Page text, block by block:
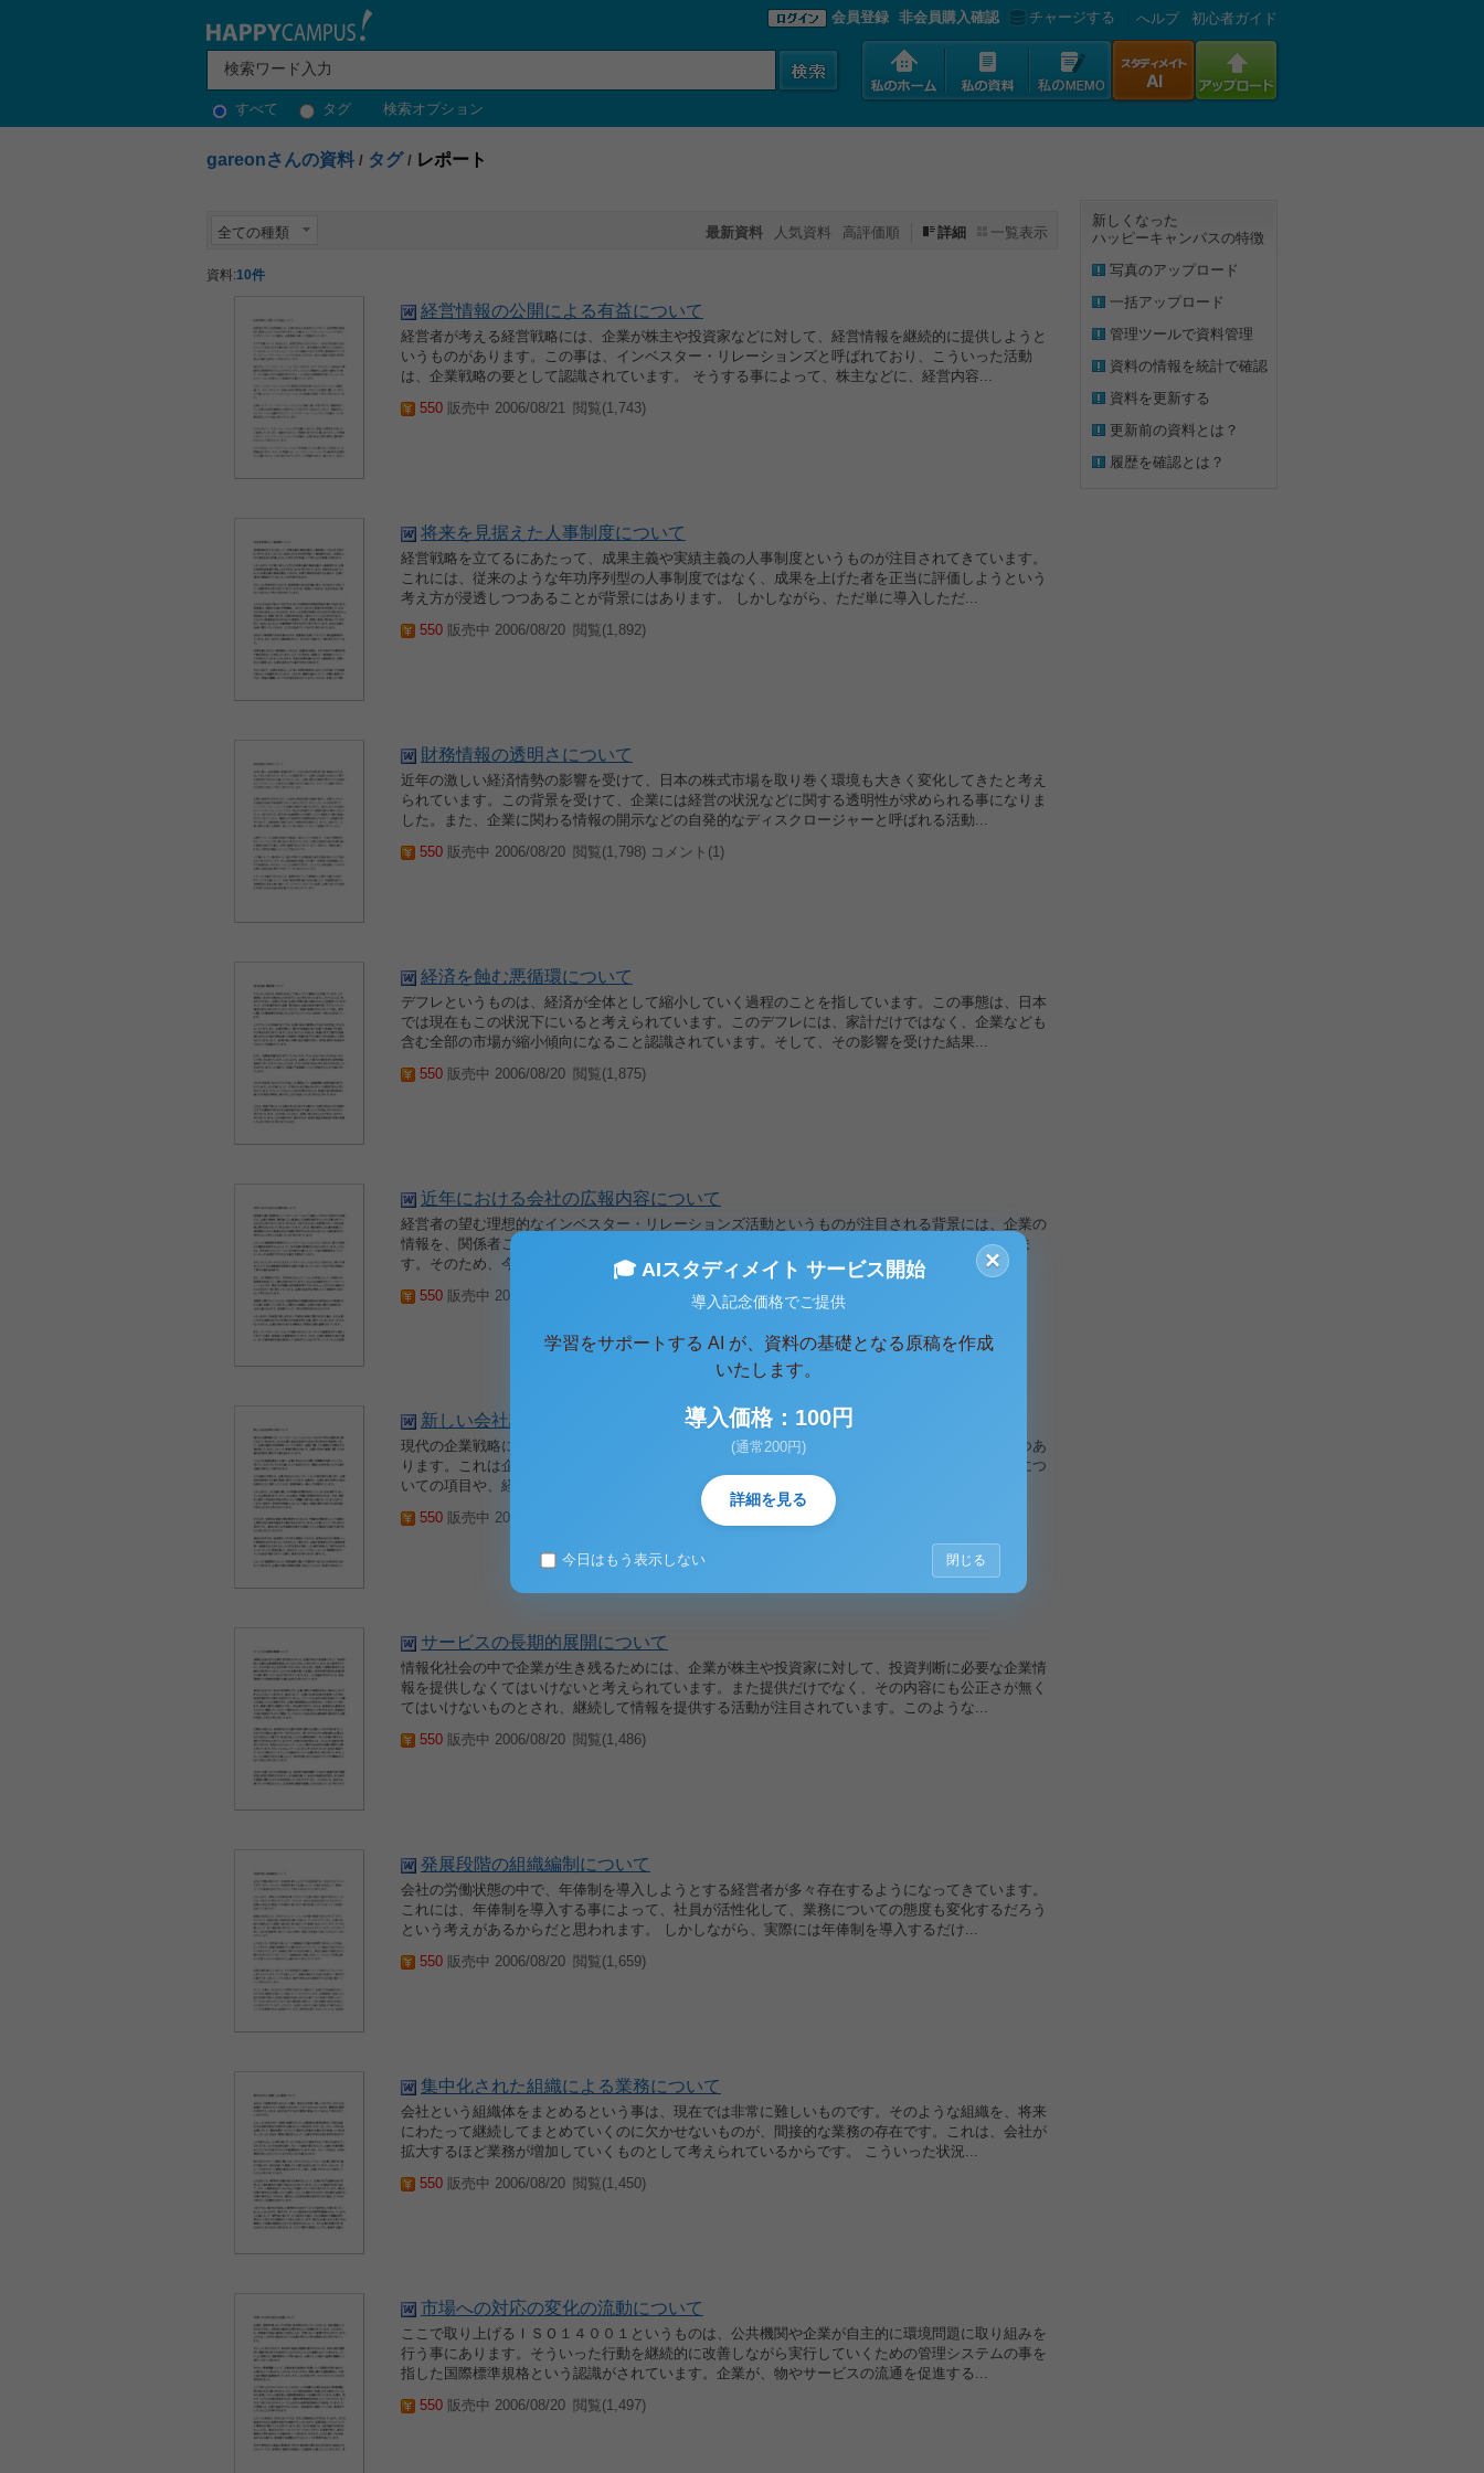
すべて タグ 検索オプション
会員登録 非会員購入確認 チャージする へルプ 初心者ガイド
gareonさんの資料 / タグ / レポート
全ての種類 最新資料 人気資料 高評価順 詳細 一覧表示
資料:10件
経営情報の公開による有益について
経営者が考える経営戦略には、企業が株主や投資家などに対して、経営情報を継続的に提供しようと
いうものがあります。この事は、インベスター・リレーションズと呼ばれており、こういった活動
は、企業戦略の要として認識されています。 そうする事によって、株主などに、経営内容...
550 販売中 2006/08/21 閲覧(1,743)
将来を見据えた人事制度について
経営戦略を立てるにあたって、成果主義や実績主義の人事制度というものが注目されてきています。
これには、従来のような年功序列型の人事制度ではなく、成果を上げた者を正当に評価しようという
考え方が浸透しつつあることが背景にはあります。 しかしながら、ただ単に導入しただ...
550 販売中 2006/08/20 閲覧(1,892)
財務情報の透明さについて
近年の激しい経済情勢の影響を受けて、日本の株式市場を取り巻く環境も大きく変化してきたと考え
られています。この背景を受けて、企業には経営の状況などに関する透明性が求められる事になりま
した。また、企業に関わる情報の開示などの自発的なディスクロージャーと呼ばれる活動...
550 販売中 2006/08/20 閲覧(1,798) コメント(1)
経済を蝕む悪循環について
デフレというものは、経済が全体として縮小していく過程のことを指しています。この事態は、日本
では現在もこの状況下にいると考えられています。このデフレには、家計だけではなく、企業なども
含む全部の市場が縮小傾向になること認識されています。そして、その影響を受けた結果...
550 販売中 2006/08/20 閲覧(1,875)
近年における会社の広報内容について
経営者の望む理想的なインベスター・リレーションズ活動というものが注目される背景には、企業の
情報を、関係者ごとに最適化した情報を提供することが必要とされているからだと考えられていま
す。そのため、今までのようなに企業側からの一方的な情報公開ではなくなりつつあるとさ...
550 販売中 2006/08/20
新しい会社説明の内容について
現代の企業戦略には、インベスター・リレーションズというものが大きな役割を担う事になりつつあ
ります。これは企業に資金を投資する存在である株主や投資家に対して、企業の最新の財務環境につ
いての項目や、経営に関しての情報などを開示する事を指しています。こういった情報の...
550 販売中 2006/08/20
サービスの長期的展開について
情報化社会の中で企業が生き残るためには、企業が株主や投資家に対して、投資判断に必要な企業情
報を提供しなくてはいけないと考えられています。また提供だけでなく、その内容にも公正さが無く
てはいけないものとされ、継続して情報を提供する活動が注目されています。このような...
550 販売中 2006/08/20 閲覧(1,486)
発展段階の組織編制について
会社の労働状態の中で、年俸制を導入しようとする経営者が多々存在するようになってきています。
これには、年俸制を導入する事によって、社員が活性化して、業務についての態度も変化するだろう
という考えがあるからだと思われます。 しかしながら、実際には年俸制を導入するだけ...
550 販売中 2006/08/20 閲覧(1,659)
集中化された組織による業務について
会社という組織体をまとめるという事は、現在では非常に難しいものです。そのような組織を、将来
にわたって継続してまとめていくのに欠かせないものが、間接的な業務の存在です。これは、会社が
拡大するほど業務が増加していくものとして考えられているからです。 こういった状況...
550 販売中 2006/08/20 閲覧(1,450)
市場への対応の変化の流動について
ここで取り上げるＩＳＯ１４００１というものは、公共機関や企業が自主的に環境問題に取り組みを
行う事にあります。そういった行動を継続的に改善しながら実行していくための管理システムの事を
指した国際標準規格という認識がされています。企業が、物やサービスの流通を促進する...
550 販売中 2006/08/20 閲覧(1,497)
新しくなった
ハッピーキャンパスの特徴
写真のアップロード
一括アップロード
管理ツールで資料管理
資料の情報を統計で確認
資料を更新する
更新前の資料とは？
履歴を確認とは？
×
🎓 AIスタディメイト サービス開始
導入記念価格でご提供
学習をサポートする AI が、資料の基礎となる原稿を作成
いたします。
導入価格：100円
(通常200円)
詳細を見る
今日はもう表示しない 閉じる